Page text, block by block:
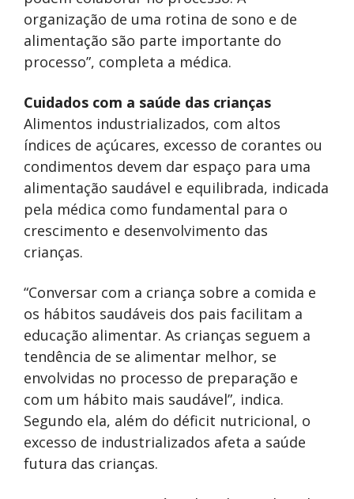
organização de uma rotina de sono e de
alimentação são parte importante do
processo”, completa a médica.
Cuidados com a saúde das crianças
Alimentos industrializados, com altos
índices de açúcares, excesso de corantes ou
condimentos devem dar espaço para uma
alimentação saudável e equilibrada, indicada
pela médica como fundamental para o
crescimento e desenvolvimento das
crianças.
“Conversar com a criança sobre a comida e
os hábitos saudáveis dos pais facilitam a
educação alimentar. As crianças seguem a
tendência de se alimentar melhor, se
envolvidas no processo de preparação e
com um hábito mais saudável”, indica.
Segundo ela, além do déficit nutricional, o
excesso de industrializados afeta a saúde
futura das crianças.